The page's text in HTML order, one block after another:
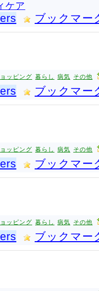
ケア
ブックマー
ッピング 暮らし 病気 その他
ブックマー
ッピング 暮らし 病気 その他
ブックマー
ッピング 暮らし 病気 その他
ブックマー